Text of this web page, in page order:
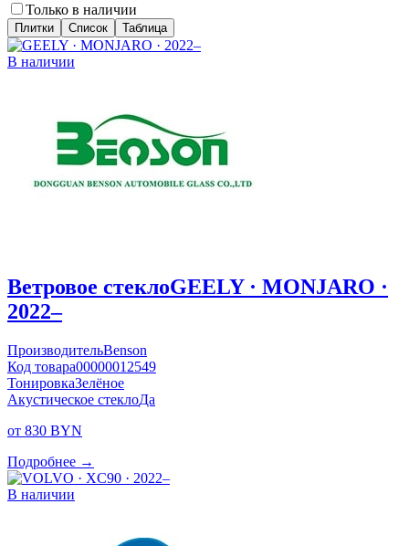
Только в наличии
Плитки Список Таблица
В наличии
Ветровое стеклоGEELY · MONJARO ·
2022–
ПроизводительBenson
Код товара00000012549
ТонировкаЗелёное
Акустическое стеклоДа
от 830 BYN
Подробнее →
В наличии